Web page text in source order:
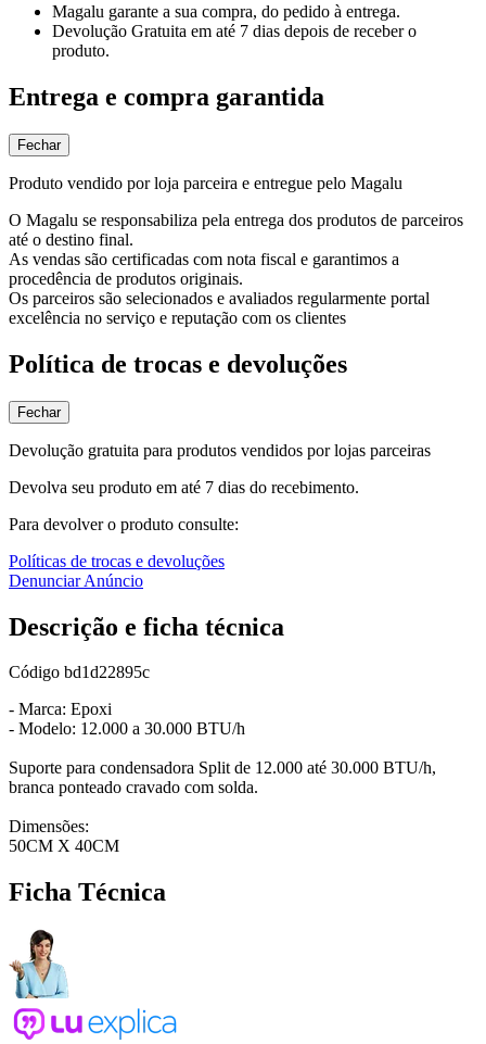
Magalu garante a sua compra, do pedido à entrega.
Devolução Gratuita em até 7 dias depois de receber o
produto.
Entrega e compra garantida
Fechar
Produto vendido por loja parceira e entregue pelo Magalu
O Magalu se responsabiliza pela entrega dos produtos de parceiros
até o destino final.
As vendas são certificadas com nota fiscal e garantimos a
procedência de produtos originais.
Os parceiros são selecionados e avaliados regularmente portal
excelência no serviço e reputação com os clientes
Política de trocas e devoluções
Fechar
Devolução gratuita para produtos vendidos por lojas parceiras
Devolva seu produto em até 7 dias do recebimento.
Para devolver o produto consulte:
Políticas de trocas e devoluções
Denunciar Anúncio
Descrição e ficha técnica
Código bd1d22895c
- Marca: Epoxi
- Modelo: 12.000 a 30.000 BTU/h
Suporte para condensadora Split de 12.000 até 30.000 BTU/h,
branca ponteado cravado com solda.
Dimensões:
50CM X 40CM
Ficha Técnica